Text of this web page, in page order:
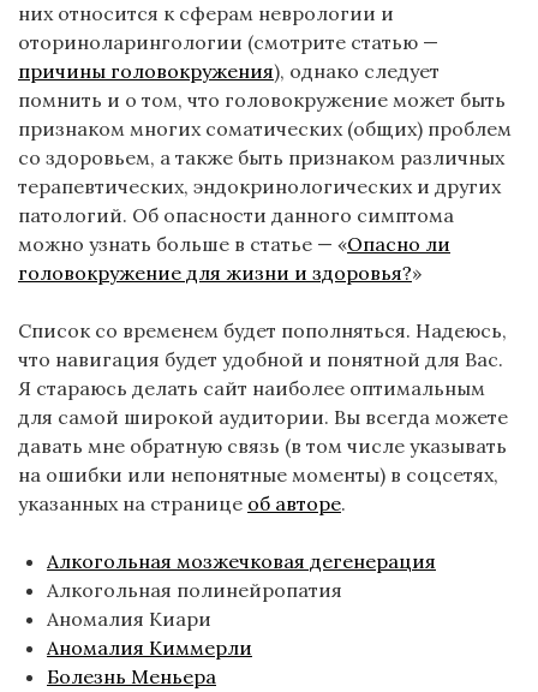
них относится к сферам неврологии и
оториноларингологии (смотрите статью —
причины головокружения), однако следует
помнить и о том, что головокружение может быть
признаком многих соматических (общих) проблем
со здоровьем, а также быть признаком различных
терапевтических, эндокринологических и других
патологий. Об опасности данного симптома
можно узнать больше в статье — «Опасно ли
головокружение для жизни и здоровья?»
Список со временем будет пополняться. Надеюсь,
что навигация будет удобной и понятной для Вас.
Я стараюсь делать сайт наиболее оптимальным
для самой широкой аудитории. Вы всегда можете
давать мне обратную связь (в том числе указывать
на ошибки или непонятные моменты) в соцсетях,
указанных на странице об авторе.
Алкогольная мозжечковая дегенерация
Алкогольная полинейропатия
Аномалия Киари
Аномалия Киммерли
Болезнь Меньера